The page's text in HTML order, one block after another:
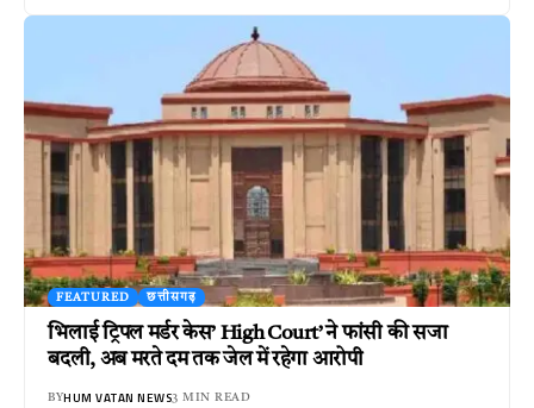
FEATURED छत्तीसगढ़
भिलाई ट्रिपल मर्डर केस’ High Court’ ने फांसी की सजा
बदली, अब मरते दम तक जेल में रहेगा आरोपी
BYHUM VATAN NEWS3 MIN READ